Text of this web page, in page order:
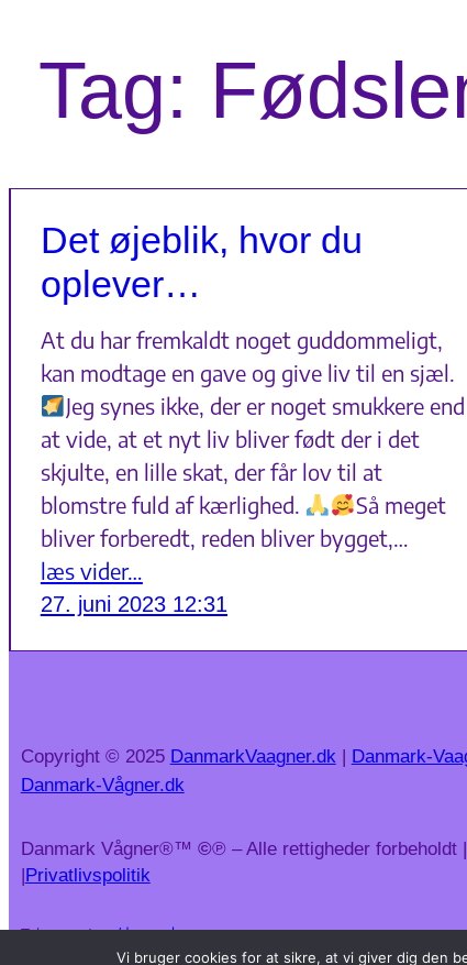
Tag:
Det øjeblik, hvor du
oplever…
At du har fremkaldt noget guddommeligt,
kan modtage en gave og give liv til en sjæl.
Jeg synes ikke, der er noget smukkere end
at vide, at et nyt liv bliver født der i det
skjulte, en lille skat, der får lov til at
blomstre fuld af kærlighed.
Så meget
bliver forberedt, reden bliver bygget,…
læs vider…
27. juni 2023 12:31
Copyright © 2025 DanmarkVaagner.dk| Danmark-
Danmark-Vågner.dk
Danmark Vågner®™ ©℗ – Alle rettigheder forbeholdt |
|Privatlivspolitik
Telegram:t.me/danmarkvaagner
Vi bruger cookies for at sikre, at vi giver dig den